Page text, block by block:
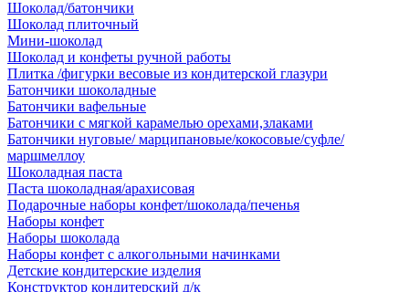
Шоколад/батончики
Шоколад плиточный
Мини-шоколад
Шоколад и конфеты ручной работы
Плитка /фигурки весовые из кондитерской глазури
Батончики шоколадные
Батончики вафельные
Батончики с мягкой карамелью орехами,злаками
Батончики нуговые/ марципановые/кокосовые/суфле/
маршмеллоу
Шоколадная паста
Паста шоколадная/арахисовая
Подарочные наборы конфет/шоколада/печенья
Наборы конфет
Наборы шоколада
Наборы конфет с алкогольными начинками
Детские кондитерские изделия
Конструктор кондитерский д/к